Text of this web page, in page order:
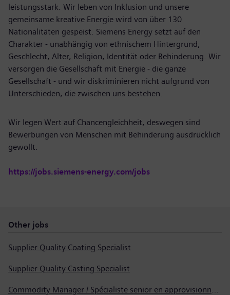
leistungsstark. Wir leben von Inklusion und unsere
gemeinsame kreative Energie wird von über 130
Nationalitäten gespeist. Siemens Energy setzt auf den
Charakter - unabhängig von ethnischem Hintergrund,
Geschlecht, Alter, Religion, Identität oder Behinderung. Wir
versorgen die Gesellschaft mit Energie - die ganze
Gesellschaft - und wir diskriminieren nicht aufgrund von
Unterschieden, die zwischen uns bestehen.
Wir legen Wert auf Chancengleichheit, deswegen sind
Bewerbungen von Menschen mit Behinderung ausdrücklich
gewollt.
https://jobs.siemens-energy.com/jobs
Other jobs
Supplier Quality Coating Specialist
Supplier Quality Casting Specialist
Commodity Manager / Spécialiste senior en approvisionnement